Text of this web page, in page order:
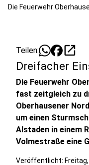
Die Feuerwehr
Teilen: open_in_new
Dreifacher
Die Feuerwehr
fast zeitgleich zu
Oberhausener
um einen
Alstaden in einem
Volmestraße eine
Veröffentlicht: